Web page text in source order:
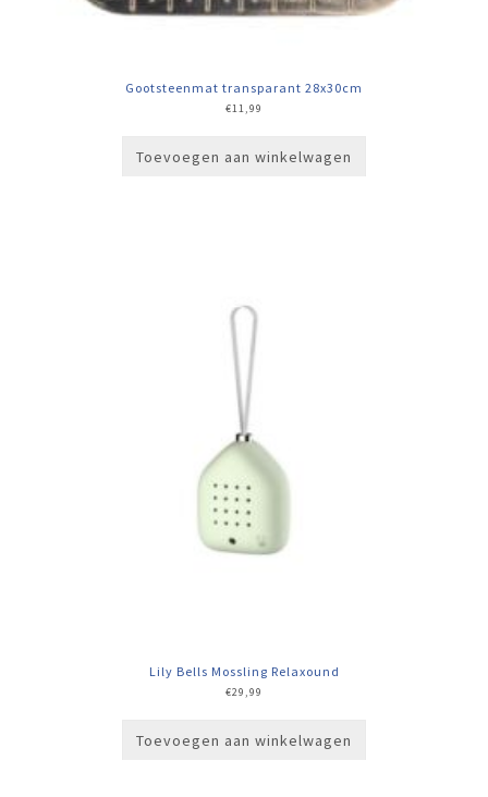
Gootsteenmat transparant 28x30cm
€11,99
Toevoegen aan winkelwagen
Lily Bells Mossling Relaxound
€29,99
Toevoegen aan winkelwagen